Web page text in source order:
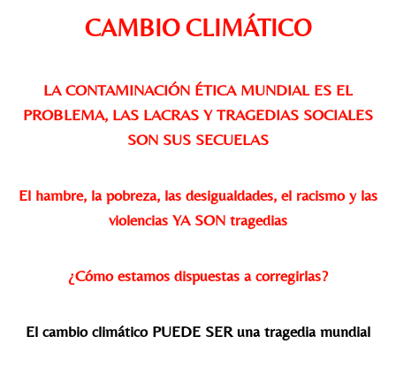
CAMBIO CLIMÁTICO
LA CONTAMINACIÓN ÉTICA MUNDIAL ES EL
PROBLEMA, LAS LACRAS Y TRAGEDIAS SOCIALES
SON SUS SECUELAS
El hambre, la pobreza, las desigualdades, el racismo y las
violencias YA SON tragedias
¿Cómo estamos dispuestas a corregirlas?
El cambio climático PUEDE SER una tragedia mundial